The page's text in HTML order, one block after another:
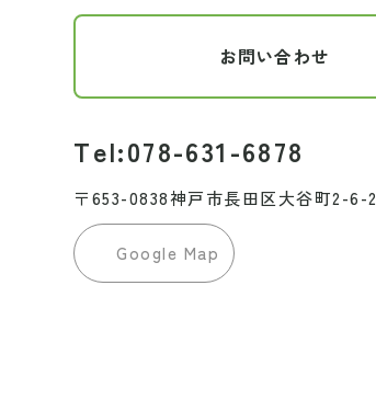
お問い合わせ
Tel:078-631-6878
〒653-0838神戸市長田区大谷町2-6-2
Google Map